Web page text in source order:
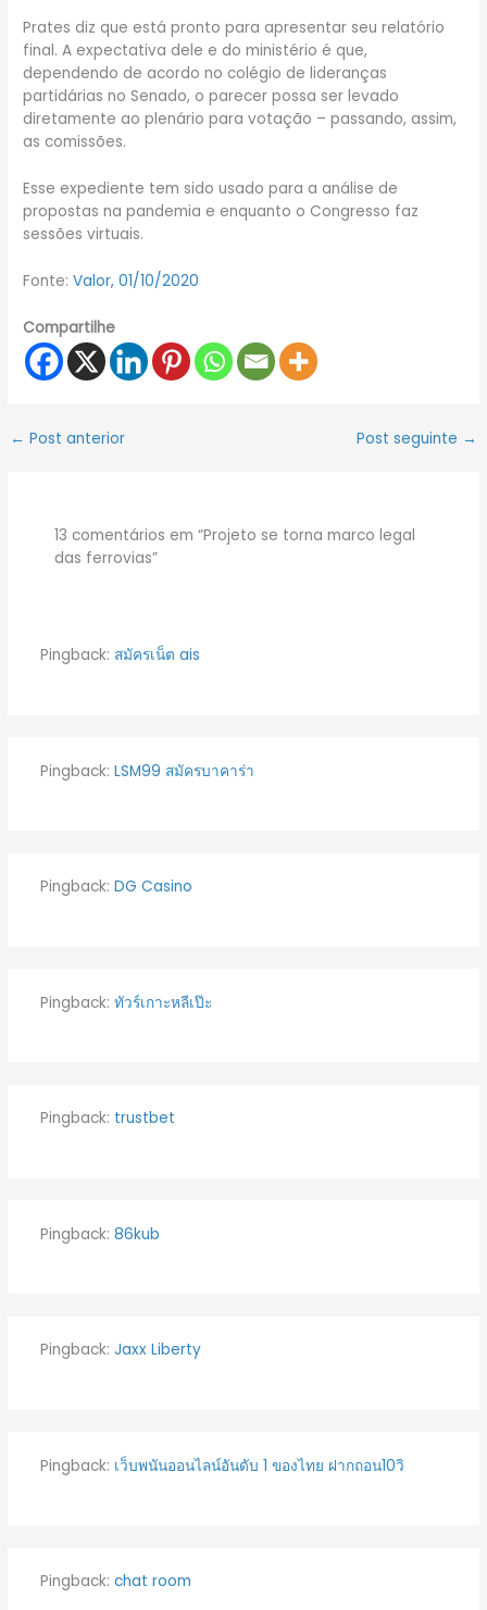
Prates diz que está pronto para apresentar seu relatório
final. A expectativa dele e do ministério é que,
dependendo de acordo no colégio de lideranças
partidárias no Senado, o parecer possa ser levado
diretamente ao plenário para votação – passando, assim,
as comissões.
Esse expediente tem sido usado para a análise de
propostas na pandemia e enquanto o Congresso faz
sessões virtuais.
Fonte:Valor, 01/10/2020
Compartilhe
← Post anterior Post seguinte →
13 comentários em “Projeto se torna marco legal
das ferrovias”
Pingback: สมัครเน็ต ais
Pingback: LSM99 สมัครบาคาร่า
Pingback: DG Casino
Pingback: ทัวร์เกาะหลีเป๊ะ
Pingback: trustbet
Pingback: 86kub
Pingback: Jaxx Liberty
Pingback: เว็บพนันออนไลน์อันดับ 1 ของไทย ฝากถอน10วิ
Pingback: chat room